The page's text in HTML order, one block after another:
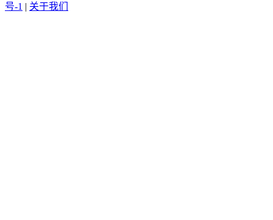
号-1 | 关于我们